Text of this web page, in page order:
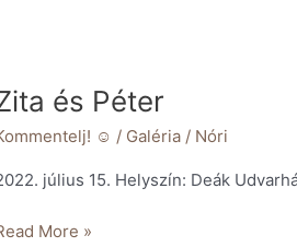
és Péter
☺️ / Galéria / Nóri
július 15. Helyszín: Deák
More »